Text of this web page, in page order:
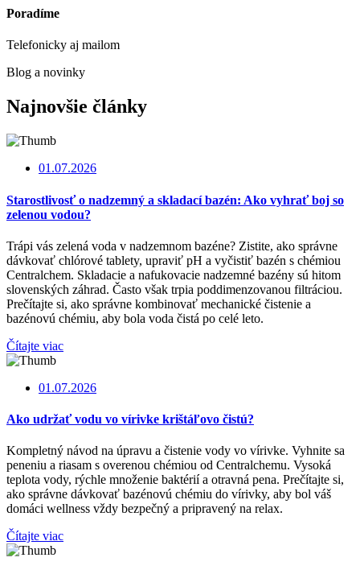
Poradíme
Telefonicky aj mailom
Blog a novinky
Najnovšie články
01.07.2026
Starostlivosť o nadzemný a skladací bazén: Ako vyhrať boj so
zelenou vodou?
Trápi vás zelená voda v nadzemnom bazéne? Zistite, ako správne
dávkovať chlórové tablety, upraviť pH a vyčistiť bazén s chémiou
Centralchem. Skladacie a nafukovacie nadzemné bazény sú hitom
slovenských záhrad. Často však trpia poddimenzovanou filtráciou.
Prečítajte si, ako správne kombinovať mechanické čistenie a
bazénovú chémiu, aby bola voda čistá po celé leto.
Čítajte viac
01.07.2026
Ako udržať vodu vo vírivke krištáľovo čistú?
Kompletný návod na úpravu a čistenie vody vo vírivke. Vyhnite sa
peneniu a riasam s overenou chémiou od Centralchemu. Vysoká
teplota vody, rýchle množenie baktérií a otravná pena. Prečítajte si,
ako správne dávkovať bazénovú chémiu do vírivky, aby bol váš
domáci wellness vždy bezpečný a pripravený na relax.
Čítajte viac